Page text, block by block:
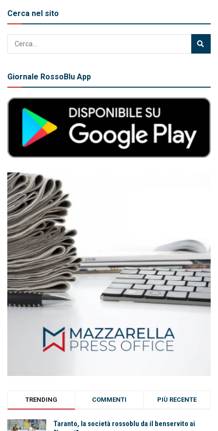
Cerca nel sito
Giornale RossoBlu App
TRENDING COMMENTI PIÙ RECENTE
Taranto, la società rossoblu da il benservito ai